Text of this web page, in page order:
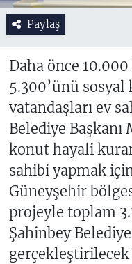
Paylaş
Daha önce
5.300’ünü sosyal
vatandaşları ev
Belediye
konut hayali
sahibi yapmak
Güneyşehir
projeyle toplam
Şahinbey